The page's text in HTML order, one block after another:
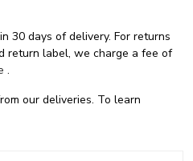
30 days of delivery. For returns
return label, we charge a fee of
.
our deliveries. To learn